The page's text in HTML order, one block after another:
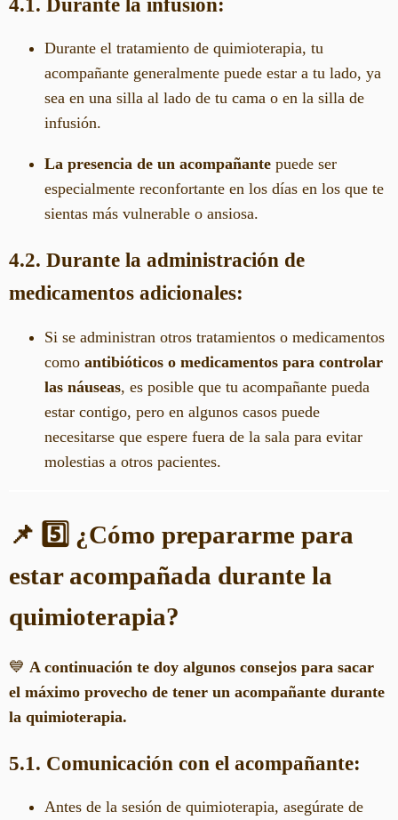
Durante el tratamiento de quimioterapia, tu
acompañante generalmente puede estar a tu lado, ya
sea en una silla al lado de tu cama o en la silla de
infusión.
La presencia de un acompañante puede ser
especialmente reconfortante en los días en los que te
sientas más vulnerable o ansiosa.
4.2. Durante la administración de
medicamentos adicionales:
Si se administran otros tratamientos o medicamentos
como antibióticos o medicamentos para controlar
las náuseas, es posible que tu acompañante pueda
estar contigo, pero en algunos casos puede
necesitarse que espere fuera de la sala para evitar
molestias a otros pacientes.
📌 5️⃣ ¿Cómo prepararme para
estar acompañada durante la
quimioterapia?
💙 A continuación te doy algunos consejos para sacar
el máximo provecho de tener un acompañante durante
la quimioterapia.
5.1. Comunicación con el acompañante:
Antes de la sesión de quimioterapia, asegúrate de